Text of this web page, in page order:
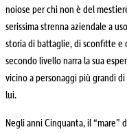
noiose per chi non è del
serissima strenna aziendale a
storia di battaglie, di sconfitte
secondo livello narra la sua
vicino a personaggi più grandi
lui.
Negli anni Cinquanta, il “mare”